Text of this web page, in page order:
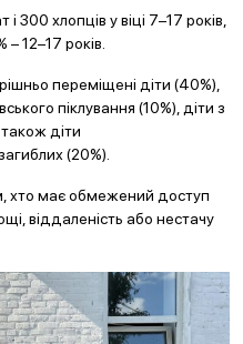
300 хлопців у віці 7–17 років,
– 12–17 років.
переміщені діти (40%),
піклування (10%), діти з
діти
(20%).
хто має обмежений доступ
віддаленість або нестачу